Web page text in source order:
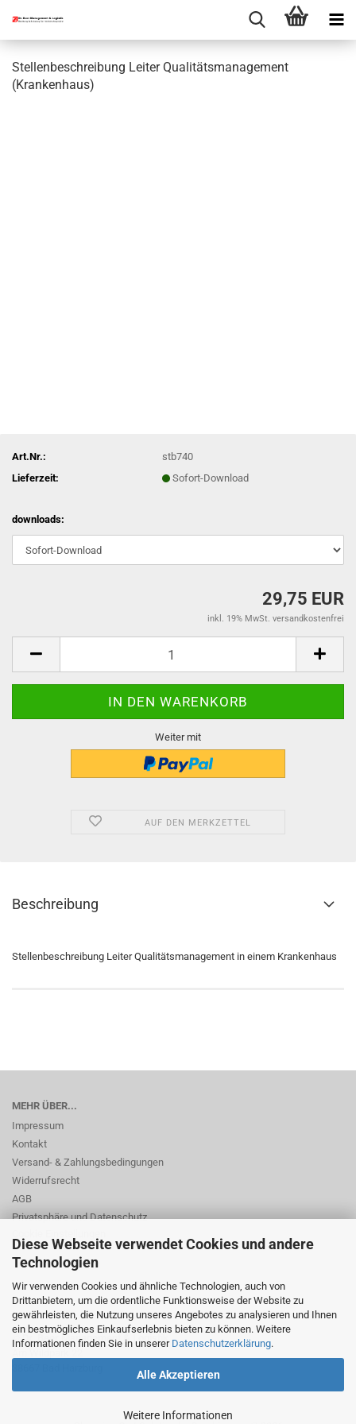
Diese Webseite verwendet Cookies und andere
Technologien
Wir verwenden Cookies und ähnliche Technologien, auch von
Drittanbietern, um die ordentliche Funktionsweise der Website zu
gewährleisten, die Nutzung unseres Angebotes zu analysieren und Ihnen
ein bestmögliches Einkaufserlebnis bieten zu können. Weitere
Informationen finden Sie in unserer Datenschutzerklärung.
Alle Akzeptieren
Weitere Informationen
Stellenbeschreibung Leiter Qualitätsmanagement
(Krankenhaus)
Art.Nr.:
stb740
Lieferzeit:
Sofort-Download
downloads:
29,75 EUR
inkl. 19% MwSt. versandkostenfrei
Weiter mit
AUF DEN MERKZETTEL
Beschreibung
Stellenbeschreibung Leiter Qualitätsmanagement in einem Krankenhaus
MEHR ÜBER...
Impressum
Kontakt
Versand- & Zahlungsbedingungen
Widerrufsrecht
AGB
Privatsphäre und Datenschutz
© Dr. Beer Management & Logistik